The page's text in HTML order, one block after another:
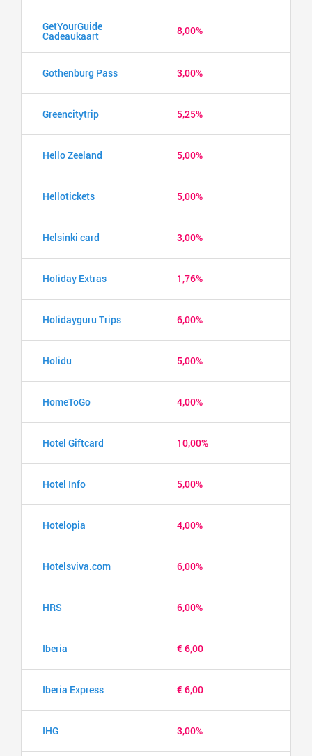
GetYourGuide
Cadeaukaart 8,00%
Gothenburg Pass 3,00%
Greencitytrip 5,25%
Hello Zeeland 5,00%
Hellotickets 5,00%
Helsinki card 3,00%
Holiday Extras 1,76%
Holidayguru Trips 6,00%
Holidu 5,00%
HomeToGo 4,00%
Hotel Giftcard 10,00%
Hotel Info 5,00%
Hotelopia 4,00%
Hotelsviva.com 6,00%
HRS 6,00%
Iberia € 6,00
Iberia Express € 6,00
IHG 3,00%